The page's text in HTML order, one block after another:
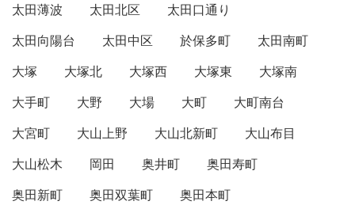
太田薄波
太田北区
太田口通り
太田向陽台
太田中区 於保多町
太田南町
大塚
大塚北 大塚西 大塚東
大塚南
大手町
大野 大場 大町
大町南台
大宮町
大山上野 大山北新町
大山布目
大山松木
岡田 奥井町
奥田寿町
奥田新町
奥田双葉町
奥田本町